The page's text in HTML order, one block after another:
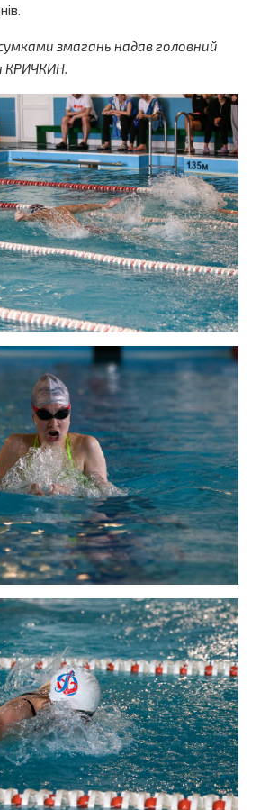
змагань надав головний
КРИЧКИН.